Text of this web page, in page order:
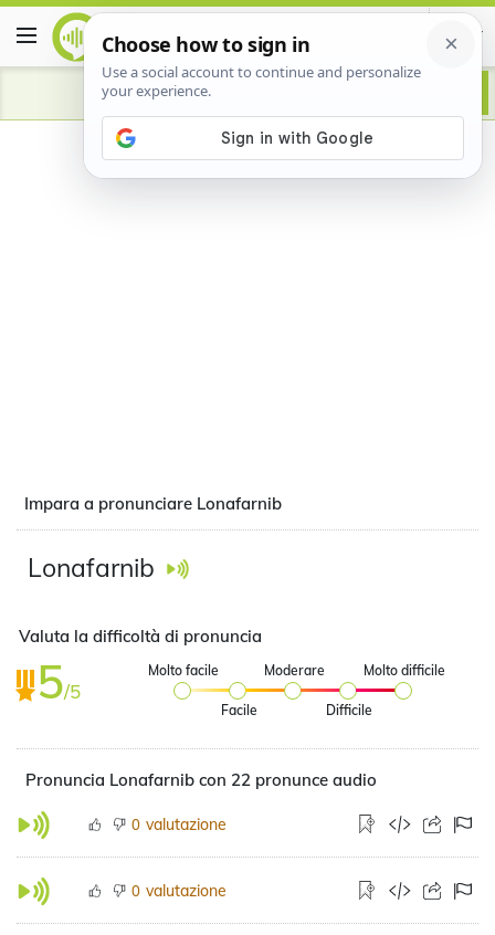
Advertisement
Impara a pronunciare Lonafarnib
Lonafarnib
Valuta la difficoltà di pronuncia
5/5
Molto facile
Facile
Moderare
Difficile
Molto difficile
Pronuncia Lonafarnib con 22 pronunce audio
0 valutazione
0 valutazione